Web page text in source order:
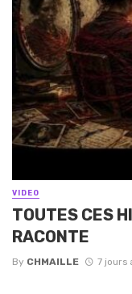
VIDEO
TOUTES CES
RACONTE
By CHMAILLE 7 jours